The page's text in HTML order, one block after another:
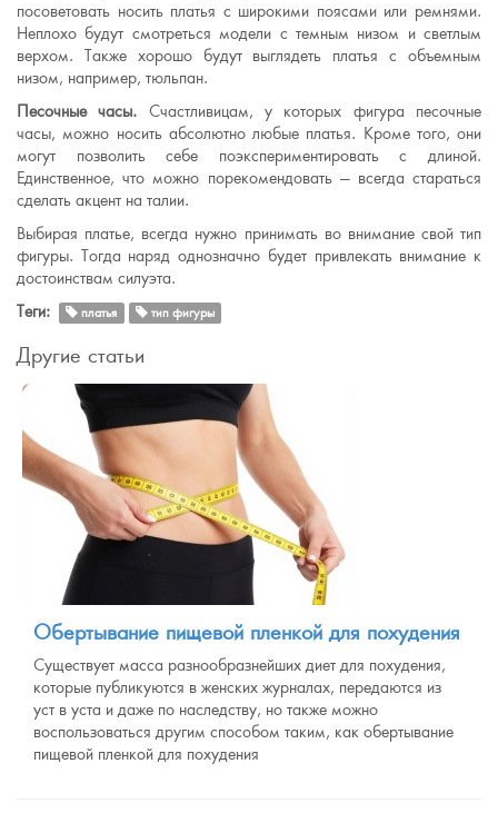
посоветовать носить платья с широкими поясами или ремнями.
Неплохо будут смотреться модели с темным низом и светлым
верхом. Также хорошо будут выглядеть платья с объемным
низом, например, тюльпан.
Песочные часы. Счастливицам, у которых фигура песочные
часы, можно носить абсолютно любые платья. Кроме того, они
могут позволить себе поэкспериментировать с длиной.
Единственное, что можно порекомендовать — всегда стараться
сделать акцент на талии.
Выбирая платье, всегда нужно принимать во внимание свой тип
фигуры. Тогда наряд однозначно будет привлекать внимание к
достоинствам силуэта.
Теги:
платья тип фигуры
Другие статьи
Обертывание пищевой пленкой для похудения
Существует масса разнообразнейших диет для похудения,
которые публикуются в женских журналах, передаются из
уст в уста и даже по наследству, но также можно
воспользоваться другим способом таким, как обертывание
пищевой пленкой для похудения